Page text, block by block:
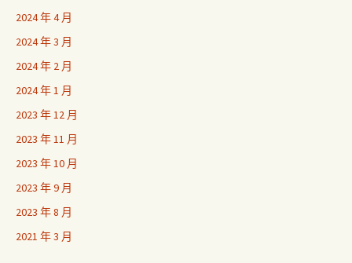
2024 年 4 月
2024 年 3 月
2024 年 2 月
2024 年 1 月
2023 年 12 月
2023 年 11 月
2023 年 10 月
2023 年 9 月
2023 年 8 月
2021 年 3 月